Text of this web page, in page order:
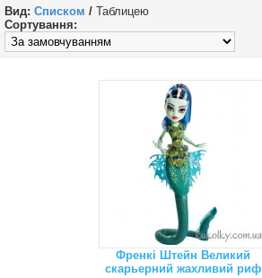
Вид: Списком / Таблицею
Сортування:
Френкі Штейн Великий
скарьерний жахливий риф